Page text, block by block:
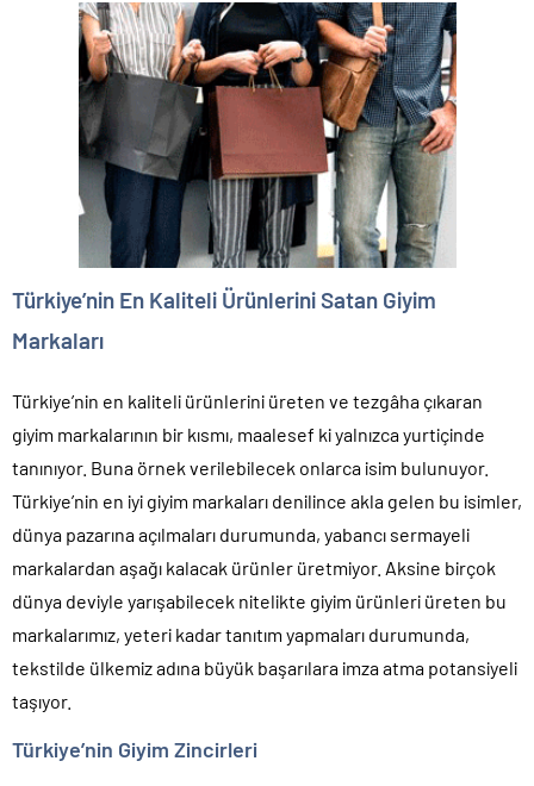
Türkiye’nin En Kaliteli Ürünlerini Satan Giyim
Markaları
Türkiye’nin en kaliteli ürünlerini üreten ve tezgâha çıkaran
giyim markalarının bir kısmı, maalesef ki yalnızca yurtiçinde
tanınıyor. Buna örnek verilebilecek onlarca isim bulunuyor.
Türkiye’nin en iyi giyim markaları denilince akla gelen bu isimler,
dünya pazarına açılmaları durumunda, yabancı sermayeli
markalardan aşağı kalacak ürünler üretmiyor. Aksine birçok
dünya deviyle yarışabilecek nitelikte giyim ürünleri üreten bu
markalarımız, yeteri kadar tanıtım yapmaları durumunda,
tekstilde ülkemiz adına büyük başarılara imza atma potansiyeli
taşıyor.
Türkiye’nin Giyim Zincirleri